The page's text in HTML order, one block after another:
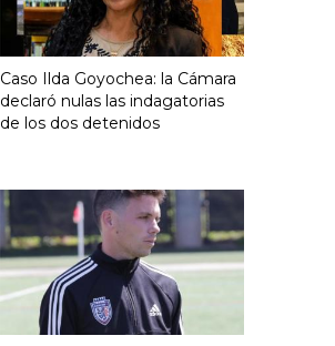
Caso Ilda Goyochea: la Cámara
declaró nulas las indagatorias
de los dos detenidos